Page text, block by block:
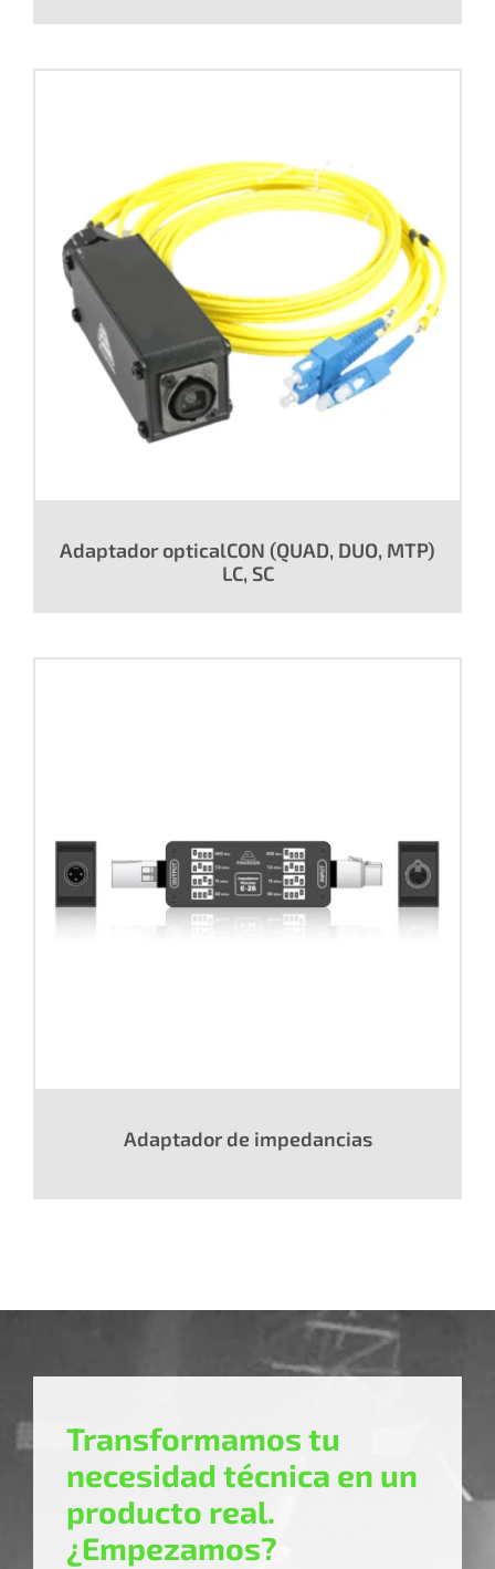
Adaptador opticalCON (QUAD, DUO, MTP)
LC, SC
Adaptador de impedancias
Transformamos tu
necesidad técnica en un
producto real.
¿Empezamos?